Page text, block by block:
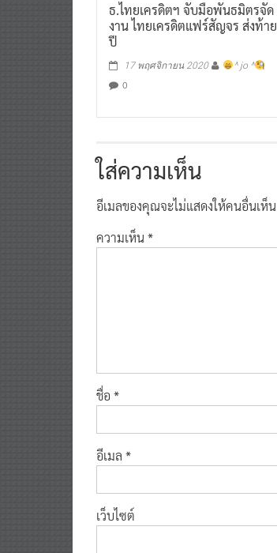
ธ.ไทยเครดิตฯ จับมือพันธมิตรจัด
งาน ไทยเครดิตแฟร์สัญจร ส่งท้าย
ปี
17 พฤศจิกายน 2020 ^ jo ^
0
ใส่ความเห็น
อีเมลของคุณจะไม่แสดงให้คนอื่นเห็น
ความเห็น*
ชื่อ *
อีเมล *
เว็บไซต์